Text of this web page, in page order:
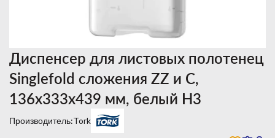
Диспенсер для листовых полотенец
Singlefold сложения ZZ и C,
136х333х439 мм, белый H3
Производитель:Tork